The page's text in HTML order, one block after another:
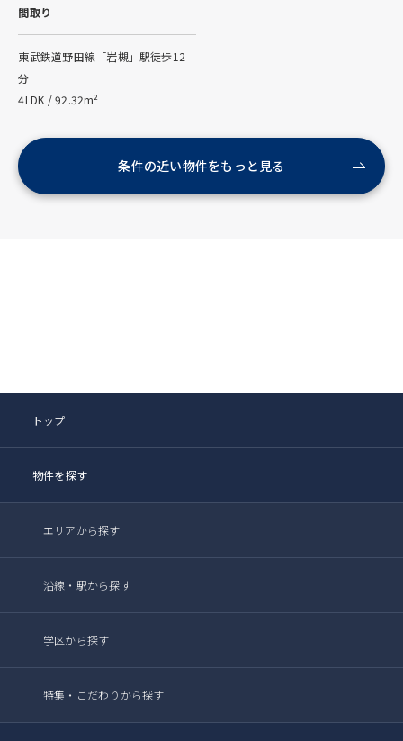
間取り
東武鉄道野田線「岩槻」駅徒歩12
分
4LDK / 92.32m²
条件の近い物件をもっと見る
トップ
物件を探す
エリアから探す
沿線・駅から探す
学区から探す
特集・こだわりから探す